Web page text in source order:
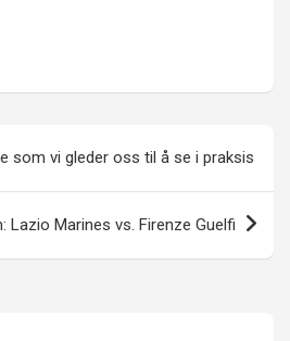
som vi gleder oss til å se i praksis
Lazio Marines vs. Firenze Guelfi